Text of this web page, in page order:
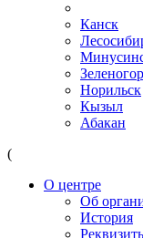
Канск
Норильск
Кызыл
Абакан
(
О центре
Об
История